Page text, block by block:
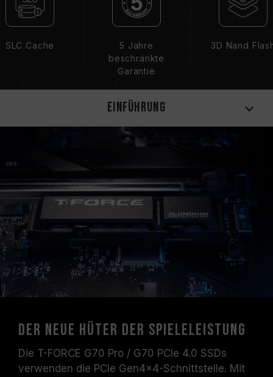
I751753)
SLC Cache
5 Jahre
beschränkte
Garantie
3D Nand
Einführung
Der neue Hüter der Spieleleistung
Die T-FORCE G70 Pro / G70 PCIe 4.0 SSDs
verwenden die PCIe Gen4x4-Schnittstelle. Mit